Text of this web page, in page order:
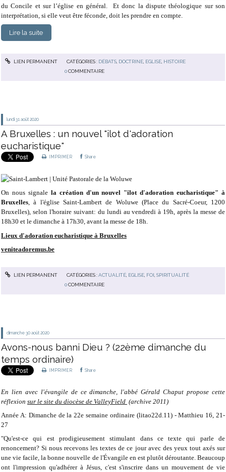
du Concile et sur l’église en général. Et donc la dispute théologique sur son
interprétation, si elle veut être féconde, doit les prendre en compte.
Lire la suite
LIEN PERMANENT CATÉGORIES : DÉBATS, DOCTRINE, EGLISE, HISTOIRE
0 COMMENTAIRE
lundi 31 août 2020
A Bruxelles : un nouvel "ilot d'adoration
eucharistique"
IMPRIMER Share
On nous signale la création d'un nouvel "ilot d'adoration eucharistique" à
Bruxelles, à l'église Saint-Lambert de Woluwe (Place du Sacré-Coeur, 1200
Bruxelles), selon l'horaire suivant: du lundi au vendredi à 19h, après la messe de
18h30 et le dimanche à 17h30, avant la messe de 18h.
Lieux d'adoration eucharistique à Bruxelles
veniteadoremus.be
LIEN PERMANENT CATÉGORIES :ACTUALITÉ, EGLISE, FOI, SPIRITUALITÉ
0 COMMENTAIRE
dimanche 30 août 2020
Avons-nous banni Dieu ? (22ème dimanche du
temps ordinaire)
IMPRIMER Share
En lien avec l'évangile de ce dimanche, l'abbé Gérald Chaput propose cette
réflexion sur le site du diocèse de ValleyField (archive 2011)
Année A: Dimanche de la 22e semaine ordinaire (litao22d.11) - Matthieu 16, 21-
27
"Qu'est-ce qui est prodigieusement stimulant dans ce texte qui parle de
renoncement? Si nous recevons les textes de ce jour avec des yeux tout axés sur
une vie facile, la bonne nouvelle de l'Évangile en est plutôt déroutante. Beaucoup
ont l'impression qu'adhérer à Jésus, c'est s'inscrire dans un mouvement de vie